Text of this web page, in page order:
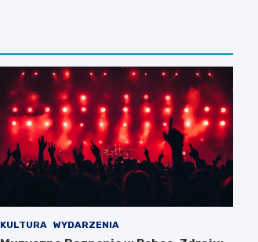
KULTURA WYDARZENIA